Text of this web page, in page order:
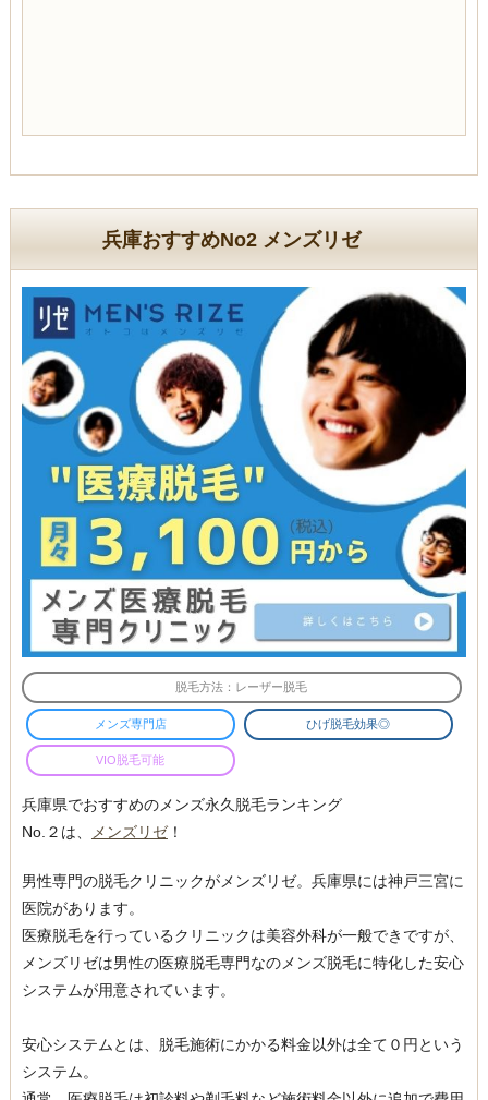
兵庫おすすめNo2 メンズリゼ
脱毛方法：レーザー脱毛
メンズ専門店 ひげ脱毛効果◎
VIO脱毛可能
兵庫県でおすすめのメンズ永久脱毛ランキング
No.２は、
メンズリゼ！
男性専門の脱毛クリニックがメンズリゼ。兵庫県には神戸三宮に
医院があります。
医療脱毛を行っているクリニックは美容外科が一般できですが、
メンズリゼは男性の医療脱毛専門なのメンズ脱毛に特化した安心
システムが用意されています。
安心システムとは、脱毛施術にかかる料金以外は全て０円という
システム。